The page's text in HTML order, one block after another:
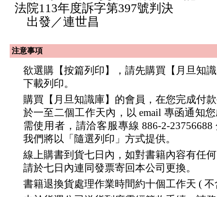
法院113年度訴字第397號判決
出發／連世昌
注意事項
欲選購【按篇列印】，請先購買【月旦知
下載列印。
購買【月旦知識庫】的會員，在您完成付
於一至二個工作天內，以 email 專函通知
需使用者，請洽客服專線 886-2-23756688
我們將以「隨選列印」方式提供。
線上購書到貨七日內，如對書籍內容有任
請於七日內連同發票寄回本公司更換。
書籍退換貨處理作業時間約十個工作天 (